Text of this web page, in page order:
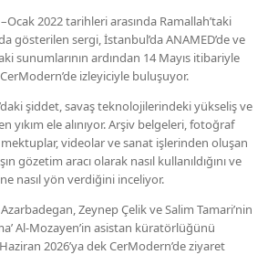
2022 tarihleri arasında Ramallah’taki
gösterilen sergi, İstanbul’da ANAMED’de ve
sunumlarının ardından 14 Mayıs itibariyle
izleyiciyle buluşuyor.
şiddet, savaş teknolojilerindeki yükseliş ve
yıkım ele alınıyor. Arşiv belgeleri, fotoğraf
videolar ve sanat işlerinden oluşan
gözetim aracı olarak nasıl kullanıldığını ve
nasıl yön verdiğini inceliyor.
Zeynep Çelik ve Salim Tamari’nin
Al-Mozayen’in asistan küratörlüğünü
2026’ya dek CerModern’de ziyaret